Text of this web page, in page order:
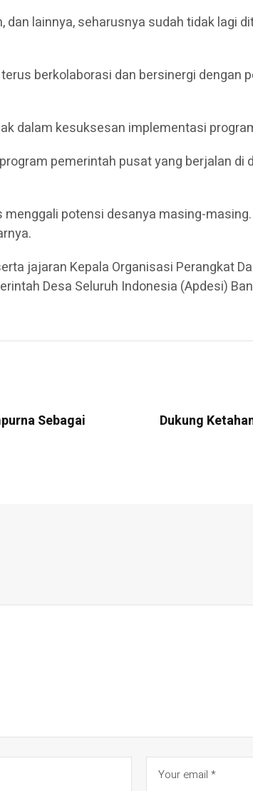
lainnya, seharusnya sudah tidak lagi
berkolaborasi dan bersinergi dengan
dalam kesuksesan implementasi
pemerintah pusat yang berjalan di
potensi desanya masing-
jajaran Kepala Organisasi Perangkat
Desa Seluruh Indonesia (Apdesi)
Sebagai
Dukung